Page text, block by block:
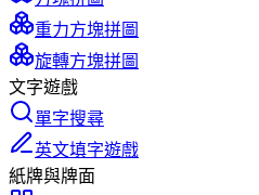
重力方塊拼圖
旋轉方塊拼圖
文字遊戲
單字搜尋
英文填字遊戲
紙牌與牌面